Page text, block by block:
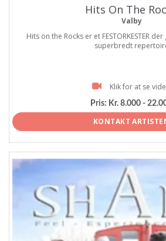
Hits On The
Valby
Hits on the Rocks er et FESTORKESTER
superbredt
Klik for at se
Pris: Kr. 8.000 -
KONTAKT